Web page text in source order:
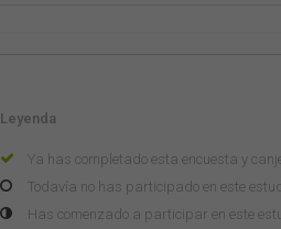
Leyenda
Ya has completado esta encuesta y
Todavía no has participado en este
Has comenzado a participar en este